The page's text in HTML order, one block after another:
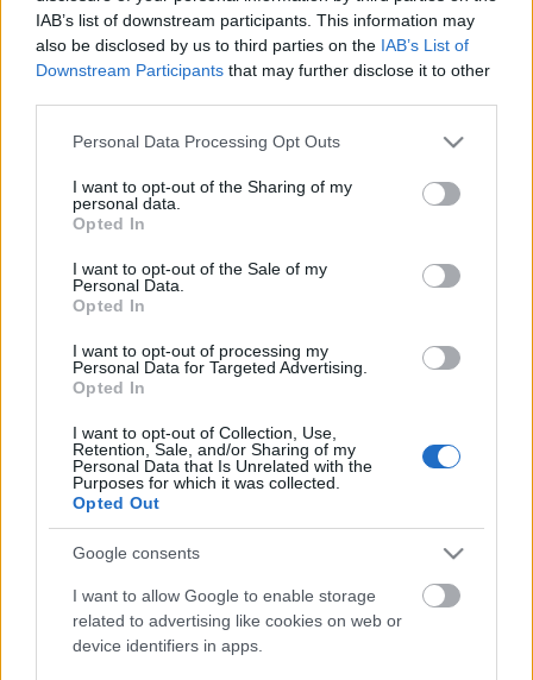
IAB’s list of downstream participants. This information may
also be disclosed by us to third parties on the IAB’s List of
Downstream Participants that may further disclose it to other
Please note that this website/app uses one or more Google
not limited to your visit or usage behaviour. You may click to
grant or deny consent to Google and its third-party tags to
use your data for below specified purposes in below Google
consent section.
Personal Data Processing Opt Outs
I want to opt-out of the Sharing of my
personal data.
Opted In
I want to opt-out of the Sale of my
Personal Data.
Opted In
I want to opt-out of processing my
Personal Data for Targeted Advertising.
Opted In
I want to opt-out of Collection, Use,
Retention, Sale, and/or Sharing of my
Personal Data that Is Unrelated with the
Purposes for which it was collected.
Opted Out
Google consents
I want to allow Google to enable storage
related to advertising like cookies on web or
device identifiers in apps.
Sandro (lesión muscular), Pablo Insua (COVID-19), Pedro
Mosquera (lesión muscular), Valera, Andrés Fernández
Posibles cambios en la alineación:
once, con la duda de Escriche en uno de los extremos.
Borja García y Ferreiro pueden jugar en ese puesto.
Cuatro lesionados que volverán en la jornada 19
aprovechado el parón de la
Supercopa para recuperarse y
jornada 19. ¡Buen momento para
pujar por ellos!
Posible alineación Villarreal
Alineación: Asenjo – Rubén Peña, Albiol, Pau Torres,
Estupiñán – Parejo, Coquelin (Capoue), Trigueros (Moi